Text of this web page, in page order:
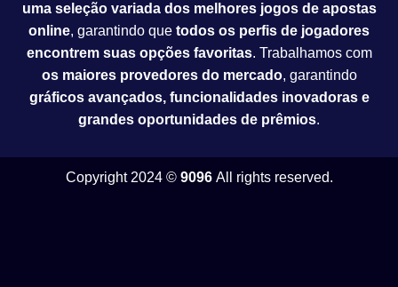
uma seleção variada dos melhores jogos de apostas
online, garantindo que todos os perfis de jogadores
encontrem suas opções favoritas. Trabalhamos com
os maiores provedores do mercado, garantindo
gráficos avançados, funcionalidades inovadoras e
grandes oportunidades de prêmios.
Copyright 2024 © 9096All rights reserved.